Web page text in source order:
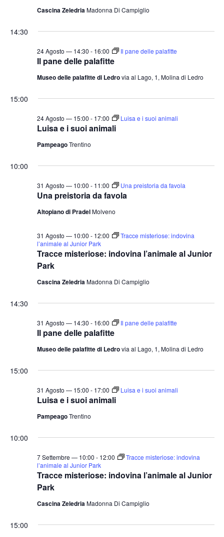
Cascina ZeledriaMadonna Di Campiglio
14:30
Il pane delle palafitte
24 Agosto — 14:30 - 16:00 Il pane delle palafitte
Museo delle palafitte di Ledrovia al Lago, 1, Molina di Ledro
15:00
Luisa e i suoi animali
24 Agosto — 15:00 - 17:00 Luisa e i suoi animali
PampeagoTrentino
10:00
Una preistoria da favola
31 Agosto — 10:00 - 11:00 Una preistoria da favola
Altopiano di PradelMolveno
Tracce misteriose: indovina l’animale al Junior
Park
31 Agosto — 10:00 - 12:00
Tracce misteriose: indovina
l’animale al Junior Park
Cascina ZeledriaMadonna Di Campiglio
14:30
Il pane delle palafitte
31 Agosto — 14:30 - 16:00 Il pane delle palafitte
Museo delle palafitte di Ledrovia al Lago, 1, Molina di Ledro
15:00
Luisa e i suoi animali
31 Agosto — 15:00 - 17:00 Luisa e i suoi animali
PampeagoTrentino
10:00
Tracce misteriose: indovina l’animale al Junior
Park
7 Settembre — 10:00 - 12:00
Tracce misteriose: indovina
l’animale al Junior Park
Cascina ZeledriaMadonna Di Campiglio
15:00